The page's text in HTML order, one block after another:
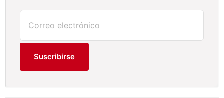
Suscribirse